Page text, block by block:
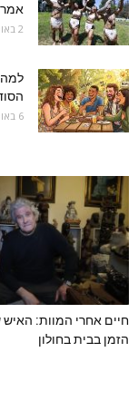
2 באוגוסט 2026
למה
6 באוגוסט 2026
חיים אחרי המוות:
הזמן בבית בחולון